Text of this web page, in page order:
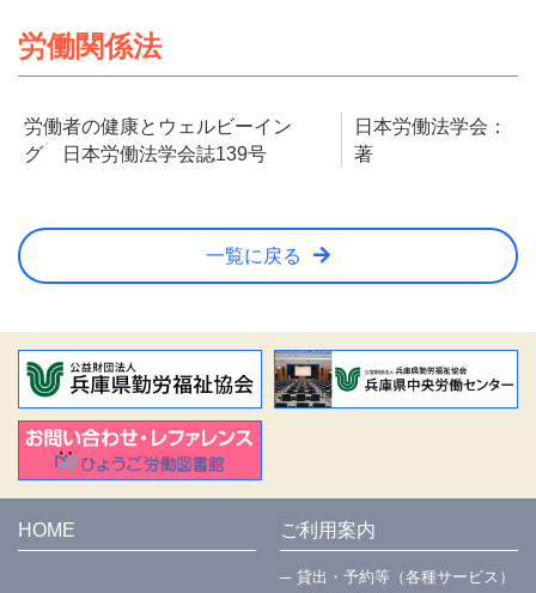
労働関係法
労働者の健康とウェルビーイン
グ 日本労働法学会誌139号
日本労働法学会：
著
一覧に戻る
HOME ご利用案内
貸出・予約等（各種サービス）